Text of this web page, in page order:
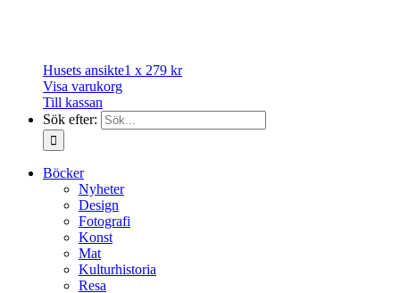
Husets ansikte1 x 279 kr
Visa varukorg
Till kassan
Sök efter:
Böcker
Nyheter
Design
Fotografi
Konst
Mat
Kulturhistoria
Resa